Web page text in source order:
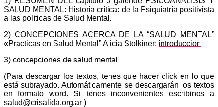
SALUD MENTAL: Historia crítica: de la Psiquiatría positivista
a las políticas de Salud Mental.
2) CONCEPCIONES ACERCA DE LA “SALUD MENTAL”
«Practicas en Salud Mental” Alicia Stolkiner: introduccion
3) concepciones de salud mental
(Para descargar los textos, tenes que hacer click en lo que
está subrayado. Automáticamente se descargarán los textos
en formato word. Si tenes inconvenientes escribinos a
salud@crisalida.org.ar )